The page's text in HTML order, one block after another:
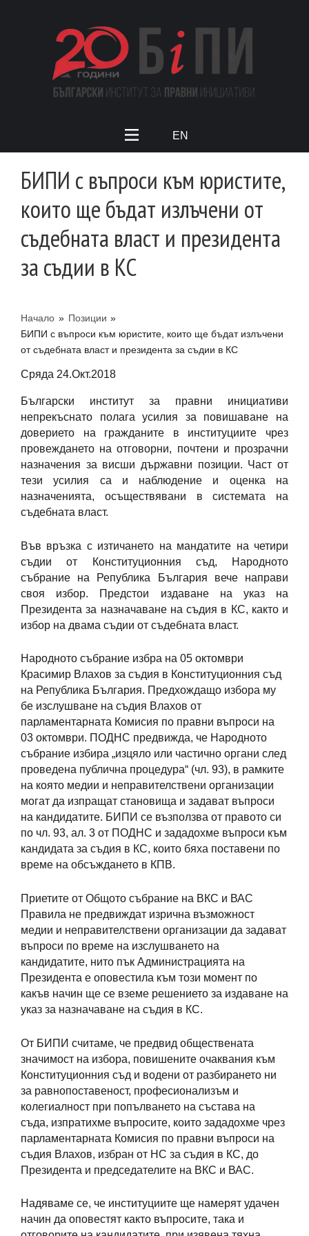
EN
БИПИ с въпроси към юристите,
които ще бъдат излъчени от
съдебната власт и президента
за съдии в КС
Начало » Позиции »
БИПИ с въпроси към юристите, които ще бъдат излъчени
от съдебната власт и президента за съдии в КС
Сряда 24.Окт.2018
Български институт за правни инициативи
непрекъснато полага усилия за повишаване на
доверието на гражданите в институциите чрез
провеждането на отговорни, почтени и прозрачни
назначения за висши държавни позиции. Част от
тези усилия са и наблюдение и оценка на
назначенията, осъществявани в системата на
съдебната власт.
Във връзка с изтичането на мандатите на четири
съдии от Конституционния съд, Народното
събрание на Република България вече направи
своя избор. Предстои издаване на указ на
Президента за назначаване на съдия в КС, както и
избор на двама съдии от съдебната власт.
Народното събрание избра на 05 октомври
Красимир Влахов за съдия в Конституционния съд
на Република България. Предхождащо избора му
бе изслушване на съдия Влахов от
парламентарната Комисия по правни въпроси на
03 октомври. ПОДНС предвижда, че Народното
събрание избира „изцяло или частично органи след
проведена публична процедура“ (чл. 93), в рамките
на която медии и неправителствени организации
могат да изпращат становища и задават въпроси
на кандидатите. БИПИ се възползва от правото си
по чл. 93, ал. 3 от ПОДНС и зададохме въпроси към
кандидата за съдия в КС, които бяха поставени по
време на обсъждането в КПВ.
Приетите от Общото събрание на ВКС и ВАС
Правила не предвиждат изрична възможност
медии и неправителствени организации да задават
въпроси по време на изслушването на
кандидатите, нито пък Администрацията на
Президента е оповестила към този момент по
какъв начин ще се вземе решението за издаване на
указ за назначаване на съдия в КС.
От БИПИ считаме, че предвид обществената
значимост на избора, повишените очаквания към
Конституционния съд и водени от разбирането ни
за равнопоставеност, професионализъм и
колегиалност при попълването на състава на
съда, изпратихме въпросите, които зададохме чрез
парламентарната Комисия по правни въпроси на
съдия Влахов, избран от НС за съдия в КС, до
Президента и председателите на ВКС и ВАС.
Надяваме се, че институциите ще намерят удачен
начин да оповестят както въпросите, така и